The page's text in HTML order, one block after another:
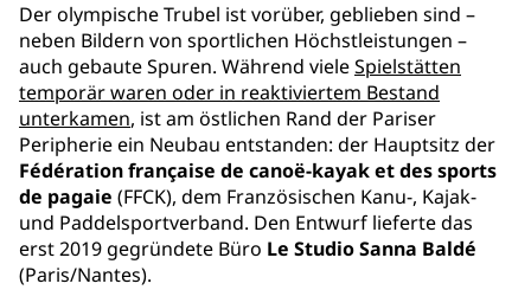
Der olympische Trubel ist vorüber, geblieben sind –
neben Bildern von sportlichen Höchstleistungen –
auch gebaute Spuren. Während vieleSpielstätten
temporär waren oder in reaktiviertem Bestand
unterkamen, ist am östlichen Rand der Pariser
Peripherie ein Neubau entstanden: der Hauptsitz der
Fédération française de canoë-kayak et des sports
de pagaie (FFCK), dem Französischen Kanu-, Kajak-
und Paddelsportverband. Den Entwurf lieferte das
erst 2019 gegründete Büro Le Studio Sanna Baldé
(Paris/Nantes).